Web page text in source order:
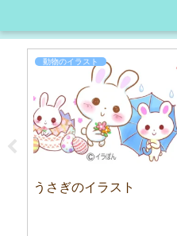
動物のイラスト
うさぎのイラスト